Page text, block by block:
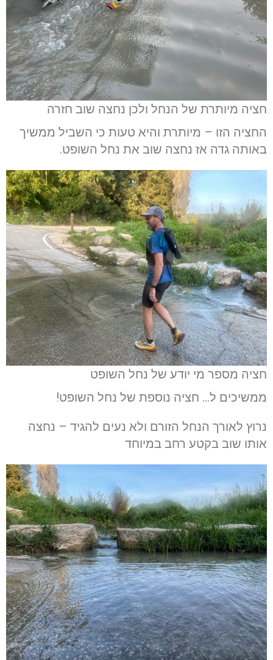
חציה מיותרת של הנחל ולכן נחצה שוב חזרה
החציה הזו – מיותרת והיא טעות כי השביל ממשיך
באותה גדה אז נחצה שוב את נחל השופט.
חציה מספר מי יודע של נחל השופט
ממשיכים ל… חציה נוספת של נחל השופט!
נרוץ לאורך הנחל הזורם ולא נעים להגיד – נחצה
אותו שוב בקטע רחב במיוחד